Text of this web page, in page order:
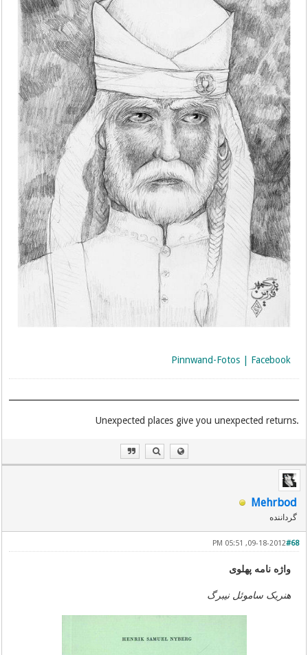
Pinnwand-Fotos | Facebook
.Unexpected places give you unexpected returns
Mehrbod
گرداننده
#68
09-18-2012, 05:51 PM
واژه نامه پهلوی
هنریک ساموئل نیبرگ